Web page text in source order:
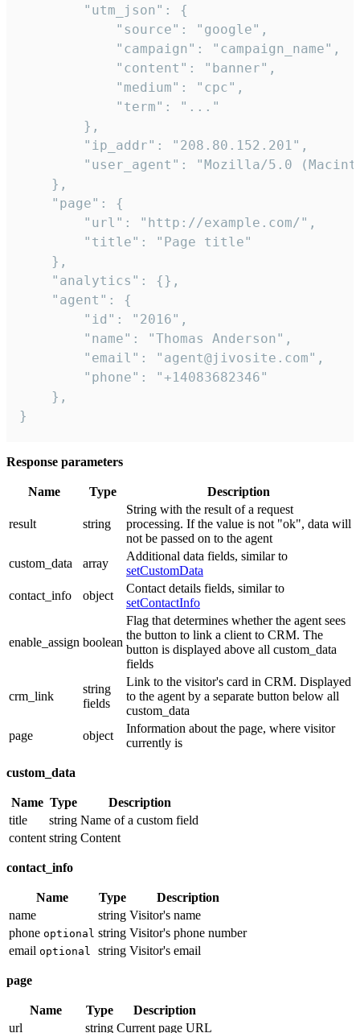
        "utm_json": {
            "source": "google",
            "campaign": "campaign_name",
            "content": "banner",
            "medium": "cpc",
            "term": "..."
        },
        "ip_addr": "208.80.152.201",
"user_agent": "Mozilla/5.0
    },
    "page": {
        "url": "http://example.com/",
        "title": "Page title"
    },
    "analytics": {},
    "agent": {
        "id": "2016",
        "name": "Thomas Anderson",
        "email": "agent@jivosite.com",
        "phone": "+14083682346"
    },
}
Response parameters
Name Type Description
result string
String with the result of a request
processing. If the value is not "ok", data will
not be passed on to the agent
custom_data
array
Additional data fields, similar to
setCustomData
contact_info
object
Contact details fields, similar to
setContactInfo
enable_assign boolean
Flag that determines whether the agent sees
the button to link a client to CRM. The
button is displayed above all custom_data
fields
crm_link
string
fields
Link to the visitor's card in CRM. Displayed
to the agent by a separate button below all
custom_data
page
object
Information about the page, where visitor
currently is
custom_data
Name Type
Description
title
string Name of a custom field
content string Content
contact_info
Name Type
Description
name
string Visitor's name
phone optional string Visitor's phone number
email optional string Visitor's email
page
Name Type
Description
url
string Current page URL